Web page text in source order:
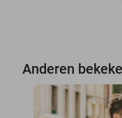
Anderen